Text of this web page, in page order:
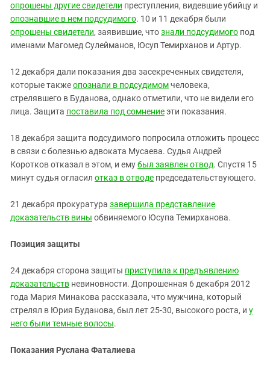
опрошены другие свидетели преступления, видевшие убийцу и
опознавшие в нем подсудимого. 10 и 11 декабря были
опрошены свидетели, заявившие, чтознали подсудимого под
именами Магомед Сулейманов, Юсуп Темирханов и Артур.
12 декабря дали показания два засекреченных свидетеля,
которые такжеопознали в подсудимомчеловека,
стрелявшего в Буданова, однако отметили, что не видели его
лица. Защита поставила под сомнениеэти показания.
18 декабря защита подсудимого попросила отложить процесс
в связи с болезнью адвоката Мусаева. Судья Андрей
Коротков отказал в этом, и емубыл заявлен отвод. Спустя 15
минут судья огласил отказ в отводе председательствующего.
21 декабря прокуратура завершила представление
доказательств вины обвиняемого Юсупа Темирханова.
Позиция защиты
24 декабря сторона защиты приступила к предъявлению
доказательств невиновности. Допрошенная 6 декабря 2012
года Мария Минакова рассказала, что мужчина, который
стрелял в Юрия Буданова, был лет 25-30, высокого роста, и у
него были темные волосы.
Показания Руслана Фаталиева